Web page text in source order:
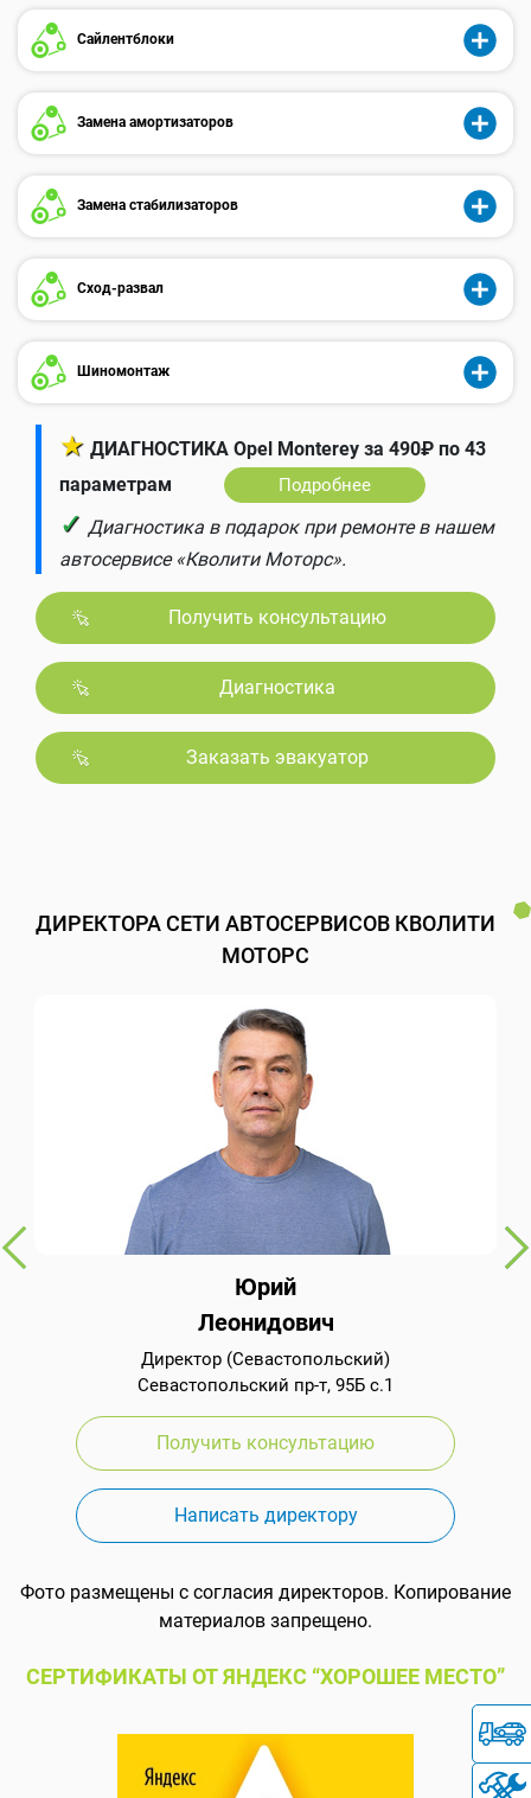
Сайлентблоки
Замена амортизаторов
Замена стабилизаторов
Сход-развал
Шиномонтаж
★ ДИАГНОСТИКА Opel Monterey за 490₽ по 43
параметрам
Подробнее
✓ Диагностика в подарок при ремонте в нашем
автосервисе «Кволити Моторс».
Получить консультацию
Диагностика
Заказать эвакуатор
ДИРЕКТОРА СЕТИ АВТОСЕРВИСОВ КВОЛИТИ
МОТОРС
Юрий
Леонидович
Директор (Севастопольский)
Севастопольский пр-т, 95Б с.1
Получить консультацию
Написать директору
Фото размещены с согласия директоров. Копирование
материалов запрещено.
СЕРТИФИКАТЫ ОТ ЯНДЕКС “ХОРОШЕЕ МЕСТО”